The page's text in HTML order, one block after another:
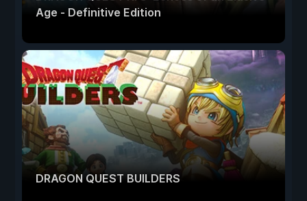
Age - Definitive Edition
DRAGON QUEST BUILDERS